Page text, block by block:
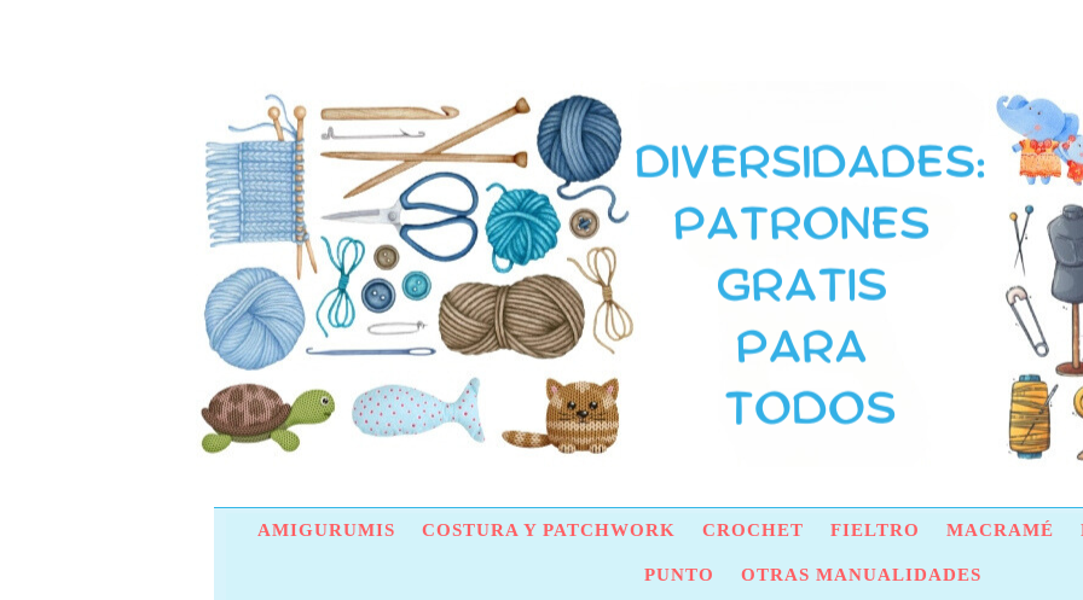
AMIGURUMIS COSTURA Y PATCHWORK CROCHET FIELTRO MACRAMÉ
PUNTO OTRAS MANUALIDADES